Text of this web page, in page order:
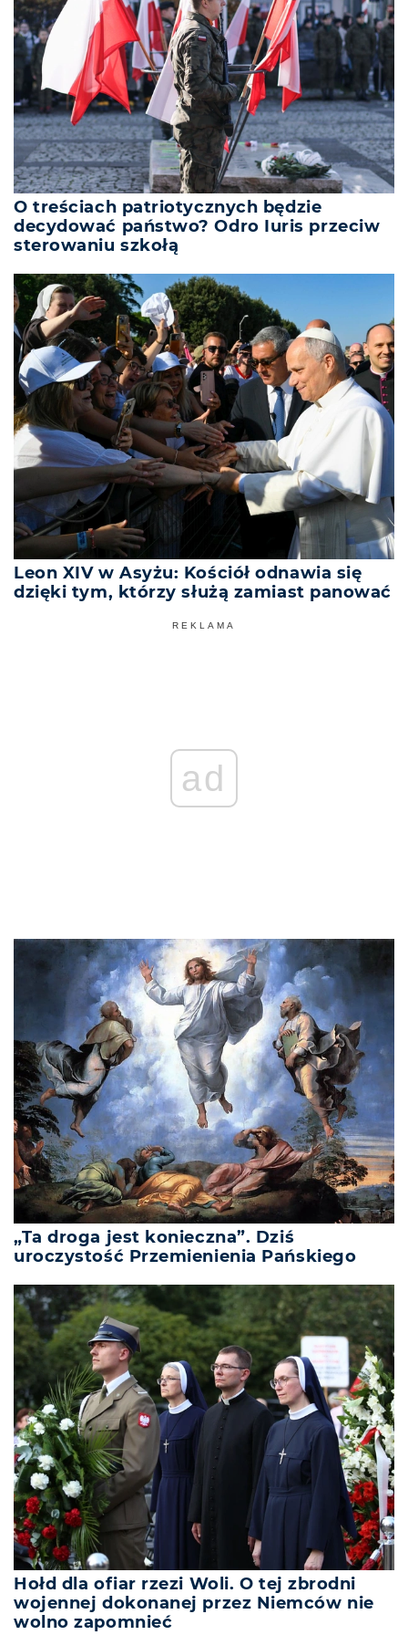
O treściach patriotycznych będzie
decydować państwo? Odro Iuris przeciw
sterowaniu szkołą
Leon XIV w Asyżu: Kościół odnawia się
dzięki tym, którzy służą zamiast panować
REKLAMA
ad
„Ta droga jest konieczna”. Dziś
uroczystość Przemienienia Pańskiego
Hołd dla ofiar rzezi Woli. O tej zbrodni
wojennej dokonanej przez Niemców nie
wolno zapomnieć